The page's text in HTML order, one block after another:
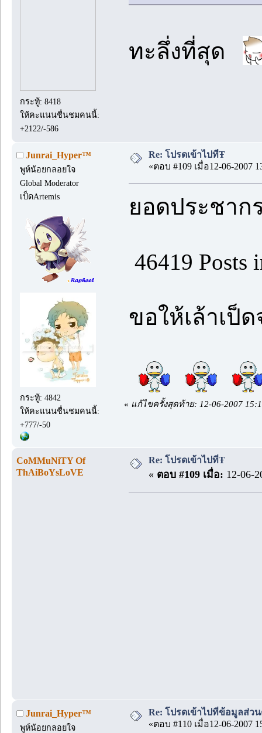
กระทู้: 8418
ให้คะแนนชื่นชมคนนี้:
+2122/-586
ทะลึ่งที่สุด
Junrai_Hyper™
พูห์น้อยกลอยใจ
Global Moderator
เป็ดArtemis
กระทู้: 4842
ให้คะแนนชื่นชมคนนี้:
+777/-50
Re: โปรดเข้าไปที่Ŧ
«ตอบ #109 เมื่อ12-06-2007
ยอดประชาก
46419 Posts
ขอให้เล้าเป็
« แก้ไขครั้งสุดท้าย: 12-06-2007
CoMMuNiTY Of
ThAiBoYsLoVE
Re: โปรดเข้าไปที่Ŧ
« ตอบ #109 เมื่อ: 12-06-
Junrai_Hyper™
พูห์น้อยกลอยใจ
Re: โปรดเข้าไปที่ข้อมูลส่ว
«ตอบ #110 เมื่อ12-06-2007